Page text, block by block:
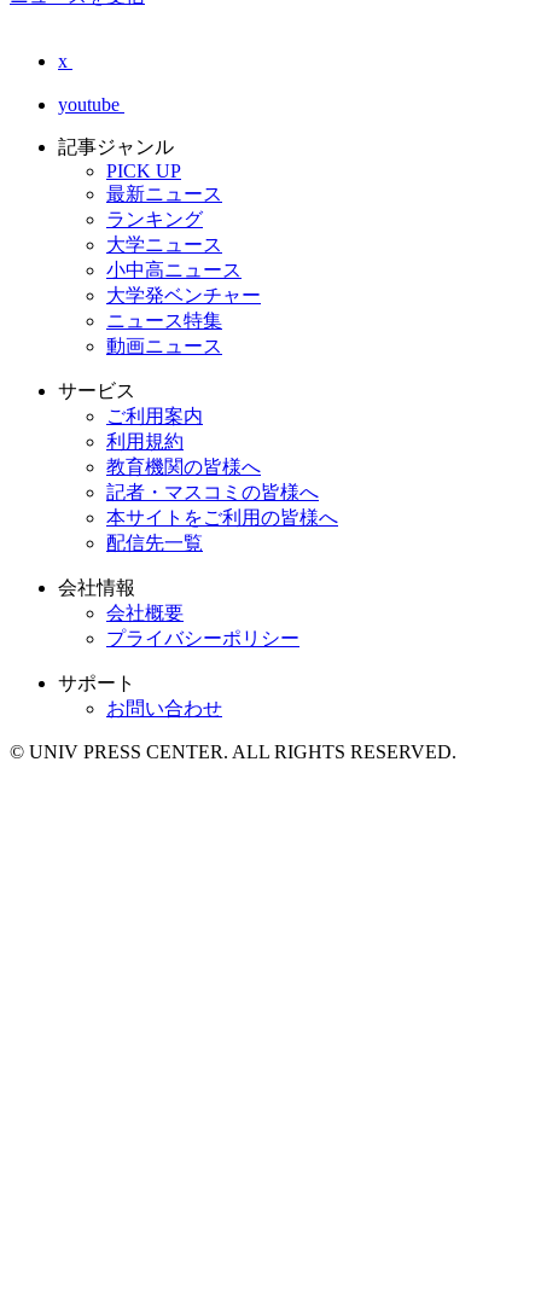
x
youtube
記事ジャンル
PICK UP
最新ニュース
ランキング
大学ニュース
小中高ニュース
大学発ベンチャー
ニュース特集
動画ニュース
サービス
ご利用案内
利用規約
教育機関の皆様へ
記者・マスコミの皆様へ
本サイトをご利用の皆様へ
配信先一覧
会社情報
会社概要
プライバシーポリシー
サポート
お問い合わせ
© UNIV PRESS CENTER. ALL RIGHTS RESERVED.